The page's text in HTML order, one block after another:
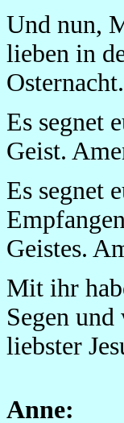
Und nun,
lieben in
Osternacht.
Es segnet
Geist.
Es segnet
Geistes.
Mit ihr
Segen
liebster
Anne: